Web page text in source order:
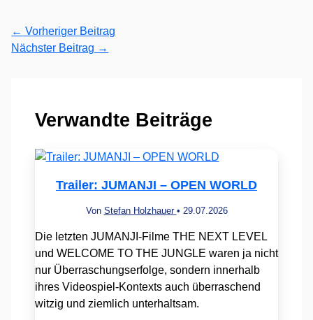
← Vorheriger Beitrag
Nächster Beitrag →
Verwandte Beiträge
Trailer: JUMANJI – OPEN WORLD
Von Stefan Holzhauer • 29.07.2026
Die letzten JUMANJI-Filme THE NEXT LEVEL
und WELCOME TO THE JUNGLE waren ja nicht
nur Überraschungserfolge, sondern innerhalb
ihres Videospiel-Kontexts auch überraschend
witzig und ziemlich unterhaltsam.